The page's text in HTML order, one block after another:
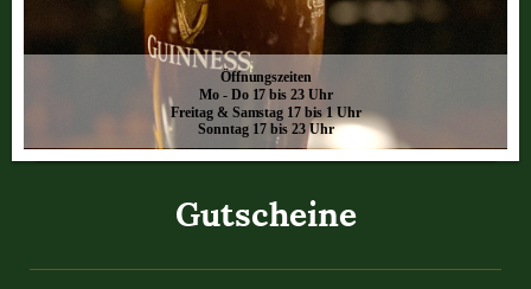
Öffnungszeiten
Mo - Do 17 bis 23 Uhr
Freitag & Samstag 17 bis 1 Uhr
Sonntag 17 bis 23 Uhr
Gutscheine